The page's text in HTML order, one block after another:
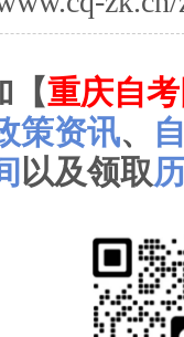
【重庆自
策资讯、
以及领取